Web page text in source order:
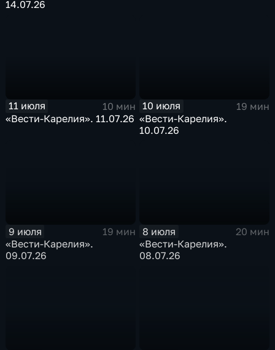
14.07.26
11 июля
10 мин
«Вести-Карелия». 11.07.26
10 июля
19 мин
«Вести-Карелия».
10.07.26
9 июля
19 мин
«Вести-Карелия».
09.07.26
8 июля
20 мин
«Вести-Карелия».
08.07.26